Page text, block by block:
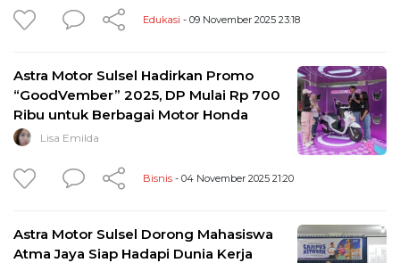
Edukasi - 09 November 2025 23:18
Astra Motor Sulsel Hadirkan Promo
“GoodVember” 2025, DP Mulai Rp 700
Ribu untuk Berbagai Motor Honda
Lisa Emilda
Bisnis - 04 November 2025 21:20
Astra Motor Sulsel Dorong Mahasiswa
Atma Jaya Siap Hadapi Dunia Kerja